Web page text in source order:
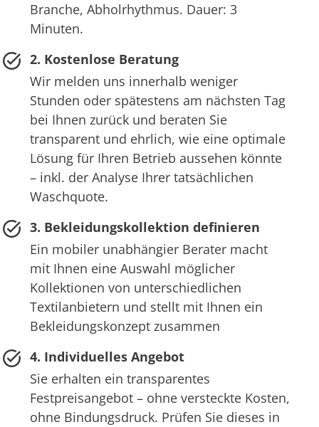
Branche, Abholrhythmus. Dauer: 3
Minuten.
2. Kostenlose Beratung
Wir melden uns innerhalb weniger
Stunden oder spätestens am nächsten Tag
bei Ihnen zurück und beraten Sie
transparent und ehrlich, wie eine optimale
Lösung für Ihren Betrieb aussehen könnte
– inkl. der Analyse Ihrer tatsächlichen
Waschquote.
3. Bekleidungskollektion definieren
Ein mobiler unabhängier Berater macht
mit Ihnen eine Auswahl möglicher
Kollektionen von unterschiedlichen
Textilanbietern und stellt mit Ihnen ein
Bekleidungskonzept zusammen
4. Individuelles Angebot
Sie erhalten ein transparentes
Festpreisangebot – ohne versteckte Kosten,
ohne Bindungsdruck. Prüfen Sie dieses in